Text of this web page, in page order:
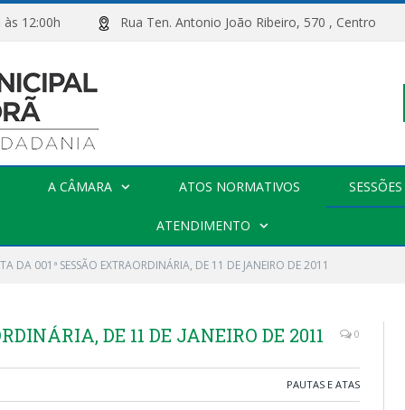
às 12:00h Rua Ten. Antonio João Ribeiro, 570 , Centro
A CÂMARA ATOS NORMATIVOS SESSÕES
ATENDIMENTO
DA 001ª SESSÃO EXTRAORDINÁRIA, DE 11 DE JANEIRO DE 2011
DE 11 DE JANEIRO DE 2011 0
PAUTAS E ATAS